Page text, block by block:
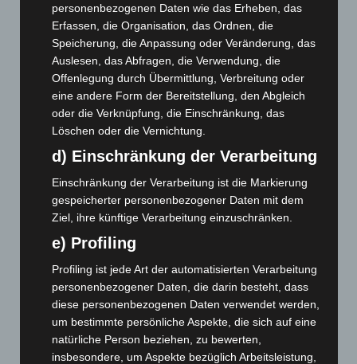
August 2023(134)
Juli 2023(118)
Juni 2023(142)
Mai 2023(139)
April 2023(155)
März 2023(174)
Februar 2023(154)
Januar 2023(140)
Dezember 2022(130)
Oktober 2022
September 2022(205)
August 2022(166)
Juli 2022 (133)
Juni 2022
(167)
personenbezogenen Daten wie das Erheben, das
Erfassen, die Organisation, das Ordnen, die
Speicherung, die Anpassung oder Veränderung, das
Auslesen, das Abfragen, die Verwendung, die
Offenlegung durch Übermittlung, Verbreitung oder
eine andere Form der Bereitstellung, den Abgleich
oder die Verknüpfung, die Einschränkung, das
Löschen oder die Vernichtung.
d) Einschränkung der Verarbeitung
Einschränkung der Verarbeitung ist die Markierung
gespeicherter personenbezogener Daten mit dem
Ziel, ihre künftige Verarbeitung einzuschränken.
e) Profiling
Profiling ist jede Art der automatisierten Verarbeitung
personenbezogener Daten, die darin besteht, dass
diese personenbezogenen Daten verwendet werden,
um bestimmte persönliche Aspekte, die sich auf eine
natürliche Person beziehen, zu bewerten,
insbesondere, um Aspekte bezüglich Arbeitsleistung,